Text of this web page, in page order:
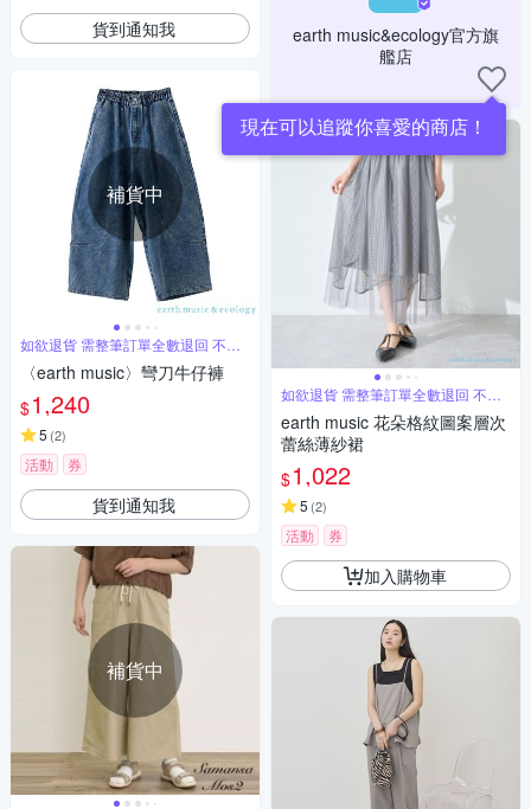
貨到通知我
補貨中
如欲退貨 需整筆訂單全數退回 不能
單退
〈earth music〉彎刀牛仔褲
$1,240
5 (2)
活動 券
貨到通知我
補貨中
earth music&ecology官方旗
艦店
現在可以追蹤你喜愛的商店！
如欲退貨 需整筆訂單全數退回 不能
單退
earth music 花朵格紋圖案層次
蕾絲薄紗裙
$1,022
5 (2)
活動 券
加入購物車